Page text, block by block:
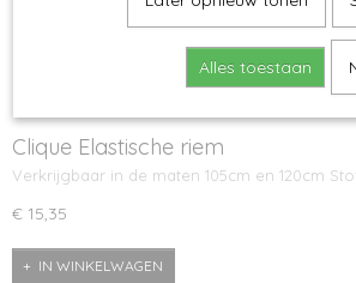
Clique Elastische riem
Verkrijgbaar in de maten 105cm en 120cm Stof:
€ 15,35
IN WINKELWAGEN
Alles toestaan